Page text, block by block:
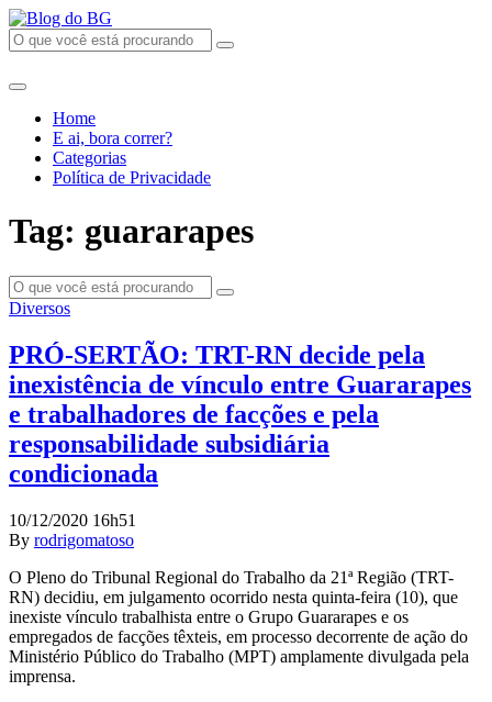
Home
E ai, bora correr?
Categorias
Política de Privacidade
Tag: guararapes
Diversos
PRÓ-SERTÃO: TRT-RN decide pela
inexistência de vínculo entre Guararapes
e trabalhadores de facções e pela
responsabilidade subsidiária
condicionada
10/12/2020 16h51
By rodrigomatoso
O Pleno do Tribunal Regional do Trabalho da 21ª Região (TRT-
RN) decidiu, em julgamento ocorrido nesta quinta-feira (10), que
inexiste vínculo trabalhista entre o Grupo Guararapes e os
empregados de facções têxteis, em processo decorrente de ação do
Ministério Público do Trabalho (MPT) amplamente divulgada pela
imprensa.